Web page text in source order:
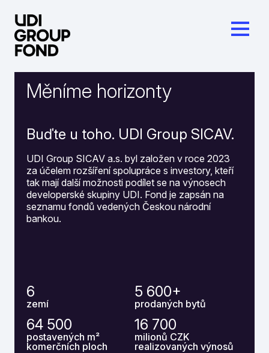
Měníme horizonty
Buďte u toho. UDI Group SICAV.
UDI Group SICAV a.s. byl založen v roce 2023
za účelem rozšíření spolupráce s investory, kteří
tak mají další možnosti podílet se na výnosech
developerské skupiny UDI. Fond je zapsán na
seznamu fondů vedených Českou národní
bankou.
6
zemí
5 600+
prodaných bytů
64 500
postavených m²
komerčních ploch
16 700
milionů CZK
realizovaných výnosů